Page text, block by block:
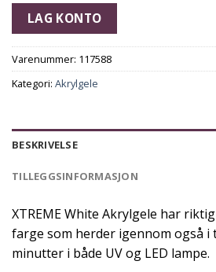
LAG KONTO
Varenummer: 117588
Kategori: Akrylgele
BESKRIVELSE
TILLEGGSINFORMASJON
XTREME White Akrylgele har
farge som herder igennom også i
minutter i både UV og LED lampe.